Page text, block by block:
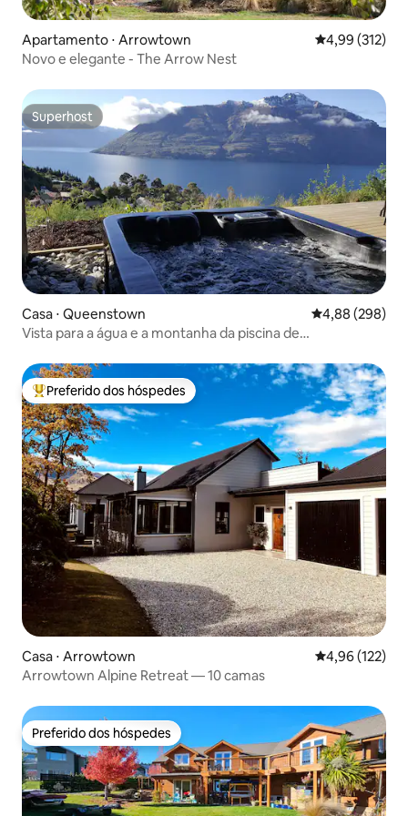
Apartamento ⋅ Arrowtown 4,99 de uma
4,99 (312)
Novo e elegante - The Arrow Nest
Superhost
Superhost
Casa ⋅ Queenstown 4,88 de uma
4,88 (298)
Vista para a água e a montanha da piscina de
Entre os melhores preferidos dos hóspedes
Preferido dos hóspedes
Casa ⋅ Arrowtown 4,96 de uma
4,96 (122)
Arrowtown Alpine Retreat — 10 camas
Preferido dos hóspedes
Preferido dos hóspedes